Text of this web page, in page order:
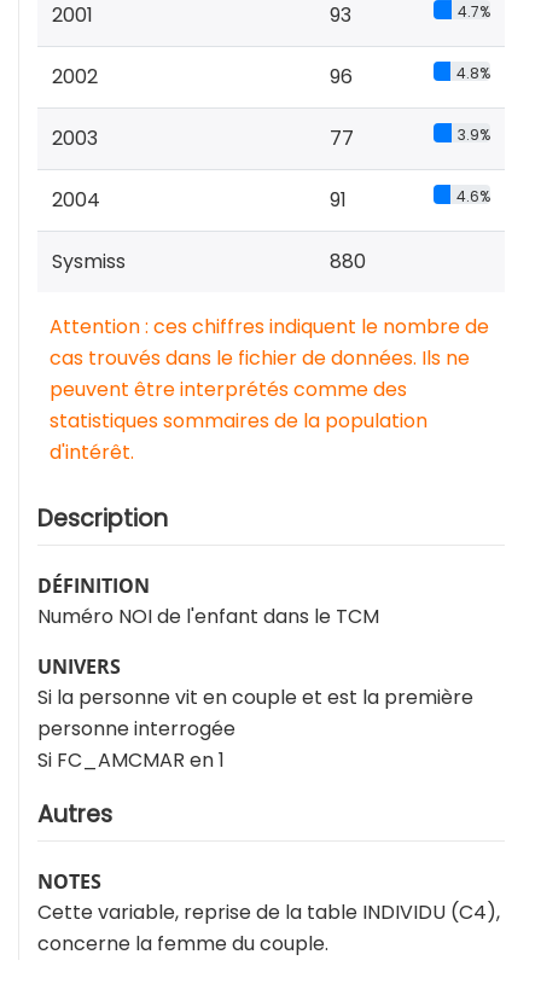
2001 93 4.7%
2002 96 4.8%
2003 77 3.9%
2004 91 4.6%
Sysmiss 880
Attention : ces chiffres indiquent le nombre de
cas trouvés dans le fichier de données. Ils ne
peuvent être interprétés comme des
statistiques sommaires de la population
d'intérêt.
Description
DÉFINITION
Numéro NOI de l'enfant dans le TCM
UNIVERS
Si la personne vit en couple et est la première
personne interrogée
Si FC_AMCMAR en 1
Autres
NOTES
Cette variable, reprise de la table INDIVIDU (C4),
concerne la femme du couple.